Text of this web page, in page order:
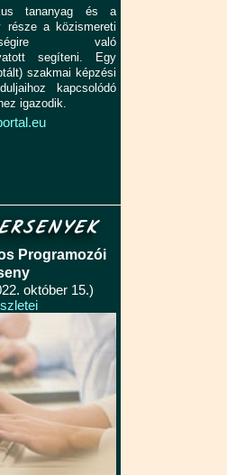
tananyag és a
része a közismereti
való
segíteni. Egy
szakmai képzési
kapcsolódó
igazodik.
Programozói
október 15.)